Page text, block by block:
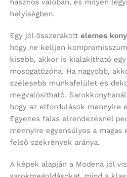
hasznos valóban, és milyen
helyiségben.
Egy jól összerakott elemes
hogy ne kelljen
kisebb, akkor is kialakítható
mosogatózóna. Ha nagyobb,
szélesebb munkafelület és
megvalósítható.
hogy az elfordulások mennyire
Egyenes falas elrendezésnél
mennyire egyensúlyos a
felső szekrények aránya.
A képek alapján a Modena jól